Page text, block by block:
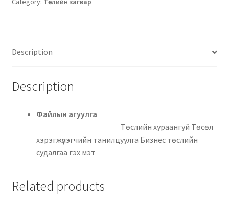
Description
Description
Файлын агуулга
Төслийн хураангуй Төсөл
хэрэгжүүлэгчийн танилцуулга Бизнес төслийн
судалгаа гэх мэт
Related products